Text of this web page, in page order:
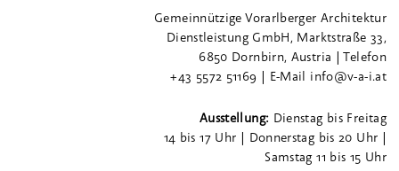
Gemeinnützige Vorarlberger Architektur
Dienstleistung GmbH, Marktstraße 33,
6850 Dornbirn, Austria | Telefon
+43 5572 51169 | E-Mail info@v-a-i.at
Ausstellung: Dienstag bis Freitag
14 bis 17 Uhr | Donnerstag bis 20 Uhr |
Samstag 11 bis 15 Uhr